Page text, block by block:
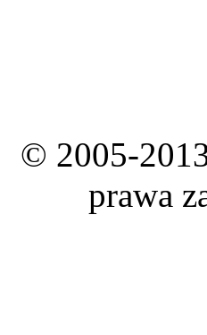
© 2005-
prawa